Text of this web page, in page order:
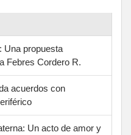
Una propuesta
Febres Cordero R.
acuerdos con
Un acto de amor y